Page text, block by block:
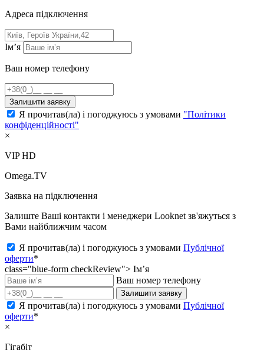
Адресa підключення
Ім’я
Ваш номер телефону
Залишити заявку
Я прочитав(ла) і погоджуюсь з умовами "Політики
конфіденційності"
×
VIP HD
Omega.TV
Заявка на підключення
Залиште Ваші контакти і менеджери Looknet зв'яжуться з
Вами найближчим часом
Я прочитав(ла) і погоджуюсь з умовами Публічної
оферти*
class="blue-form checkReview"> Ім’я
Ваш номер телефону
Залишити заявку
Я прочитав(ла) і погоджуюсь з умовами Публічної
оферти*
×
Гігабіт